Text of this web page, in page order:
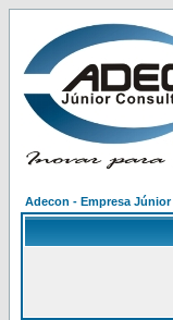
Adecon - Empresa